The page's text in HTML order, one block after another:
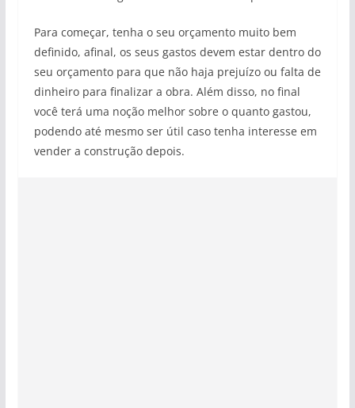
Para começar, tenha o seu orçamento muito bem
definido, afinal, os seus gastos devem estar dentro do
seu orçamento para que não haja prejuízo ou falta de
dinheiro para finalizar a obra. Além disso, no final
você terá uma noção melhor sobre o quanto gastou,
podendo até mesmo ser útil caso tenha interesse em
vender a construção depois.